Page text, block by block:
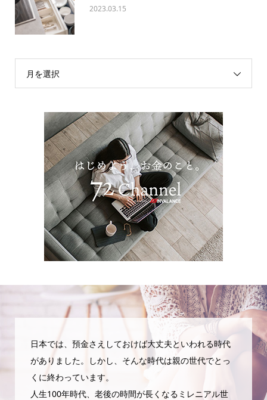
2023.03.15
月を選択
日本では、預金さえしておけば大丈夫といわれる時代
がありました。しかし、そんな時代は親の世代でとっ
くに終わっています。
人生100年時代、老後の時間が長くなるミレニアル世